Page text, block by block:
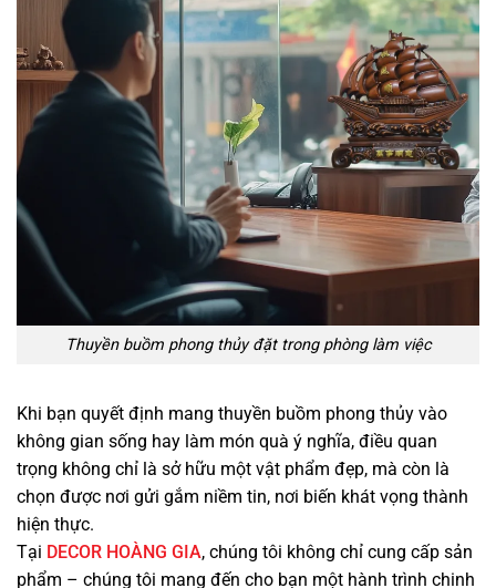
Thuyền buồm phong thủy đặt trong phòng làm việc
Khi bạn quyết định mang thuyền buồm phong thủy vào
không gian sống hay làm món quà ý nghĩa, điều quan
trọng không chỉ là sở hữu một vật phẩm đẹp, mà còn là
chọn được nơi gửi gắm niềm tin, nơi biến khát vọng thành
hiện thực.
Tại DECOR HOÀNG GIA, chúng tôi không chỉ cung cấp sản
phẩm – chúng tôi mang đến cho bạn một hành trình chinh